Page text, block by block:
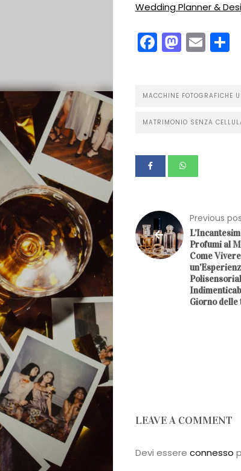
Tendenze
Location
Abiti
Flower
Power
Roberta
Torresan
Wedding Planner &
Facebook
MACCHINE FOTOGRAFICHE
MATRIMONIO SENZA
Previous
Profumi al
Come Vivere
Giorno delle
LEAVE A COMMENT
Devi essere connesso